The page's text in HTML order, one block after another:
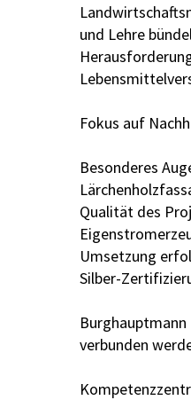
und Lehre
Fokus auf
Besonderes
Qualität des
Umsetzung
Silber-
verbunden